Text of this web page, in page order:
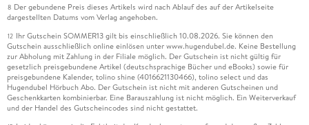
8 Der gebundene Preis dieses Artikels wird nach Ablauf des auf der Artikelseite
dargestellten Datums vom Verlag angehoben.
12 Ihr Gutschein SOMMER13 gilt bis einschließlich 10.08.2026. Sie können den
Gutschein ausschließlich online einlösen unter www.hugendubel.de. Keine Bestellung
zur Abholung mit Zahlung in der Filiale möglich. Der Gutschein ist nicht gültig für
gesetzlich preisgebundene Artikel (deutschsprachige Bücher und eBooks) sowie für
preisgebundene Kalender, tolino shine (4016621130466), tolino select und das
Hugendubel Hörbuch Abo. Der Gutschein ist nicht mit anderen Gutscheinen und
Geschenkkarten kombinierbar. Eine Barauszahlung ist nicht möglich. Ein Weiterverkauf
und der Handel des Gutscheincodes sind nicht gestattet.